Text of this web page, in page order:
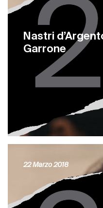
Nastri
Garrone
22 Marzo 2018